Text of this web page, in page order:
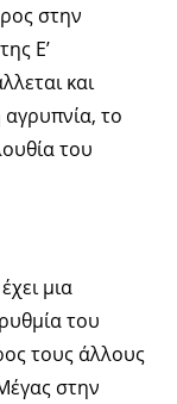
στην
Ε’
και
το
του
μια
του
τους άλλους
στην